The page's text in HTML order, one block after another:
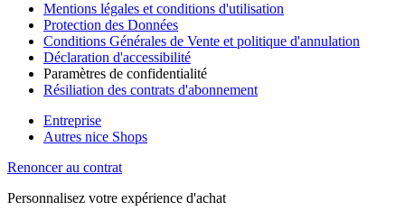
Mentions légales et conditions d'utilisation
Protection des Données
Conditions Générales de Vente et politique d'annulation
Déclaration d'accessibilité
Paramètres de confidentialité
Résiliation des contrats d'abonnement
Entreprise
Autres nice Shops
Renoncer au contrat
Personnalisez votre expérience d'achat